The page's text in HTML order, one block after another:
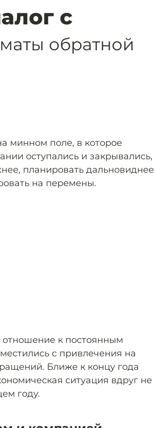
с
обратной
минном поле, в которое
оступались и закрывались,
планировать дальновиднее
на перемены.
отношение к постоянным
с привлечения на
Ближе к концу года
ситуация вдруг не
году.